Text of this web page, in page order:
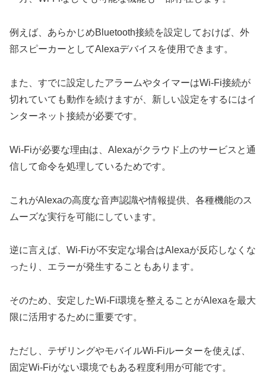
例えば、あらかじめBluetooth接続を設定しておけば、外
部スピーカーとしてAlexaデバイスを使用できます。
また、すでに設定したアラームやタイマーはWi-Fi接続が
切れていても動作を続けますが、新しい設定をするにはイ
ンターネット接続が必要です。
Wi-Fiが必要な理由は、Alexaがクラウド上のサービスと通
信して命令を処理しているためです。
これがAlexaの高度な音声認識や情報提供、各種機能のス
ムーズな実行を可能にしています。
逆に言えば、Wi-Fiが不安定な場合はAlexaが反応しなくな
ったり、エラーが発生することもあります。
そのため、安定したWi-Fi環境を整えることがAlexaを最大
限に活用するために重要です。
ただし、テザリングやモバイルWi-Fiルーターを使えば、
固定Wi-Fiがない環境でもある程度利用が可能です。